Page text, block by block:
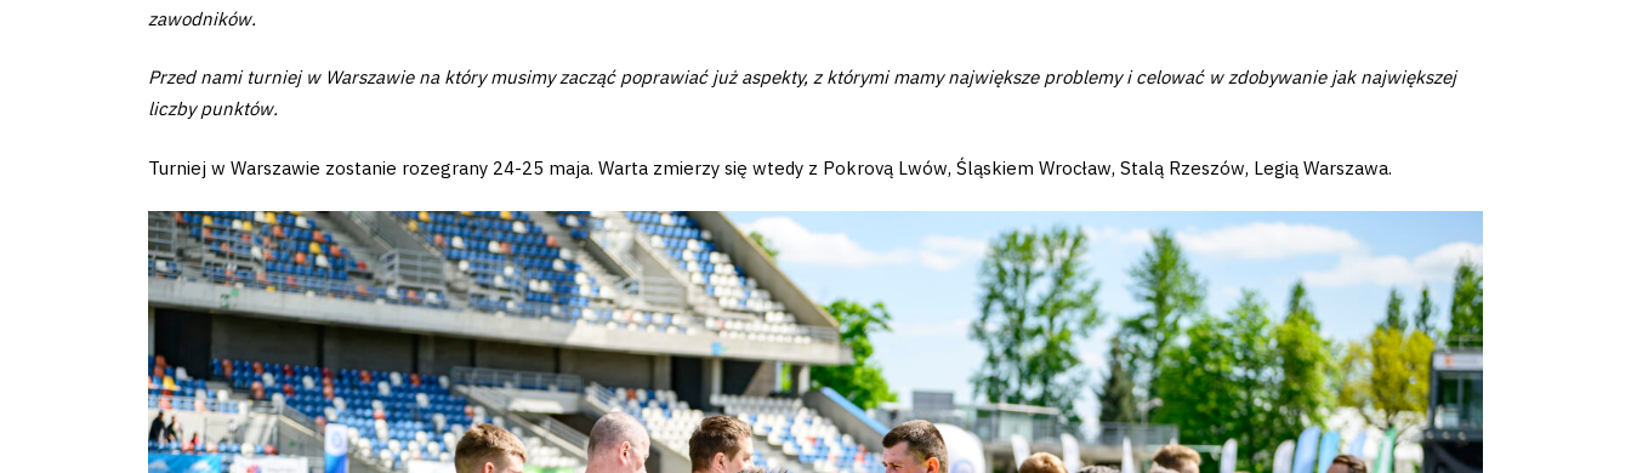
Fundacja
Sponsorzy
Trybuny
zawodników.
Przed nami turniej w Warszawie na który musimy zacząć poprawiać już aspekty, z którymi mamy największe problemy i celować w zdobywanie jak największej
liczby punktów.
Turniej w Warszawie zostanie rozegrany 24-25 maja. Warta zmierzy się wtedy z Pokrovą Lwów, Śląskiem Wrocław, Stalą Rzeszów, Legią Warszawa.